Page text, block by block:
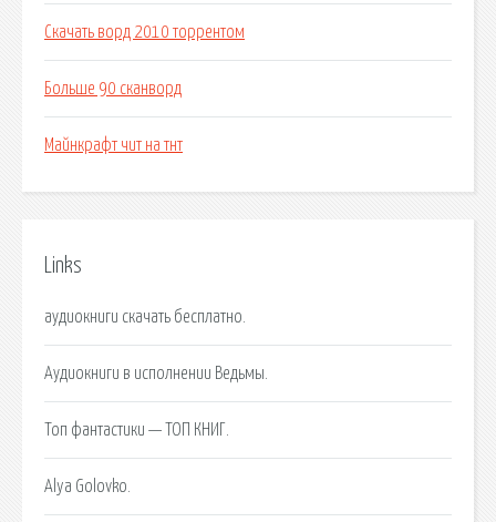
Скачать ворд 2010 торрентом
Больше 90 сканворд
Майнкрафт чит на тнт
Links
аудиокниги скачать бесплатно.
Аудиокниги в исполнении Ведьмы.
Топ фантастики — ТОП КНИГ.
Alya Golovko.